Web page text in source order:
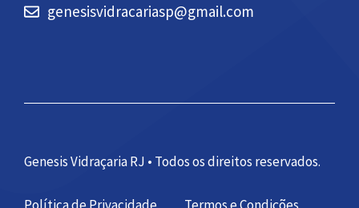
genesisvidracariasp@gmail.com
Genesis Vidraçaria RJ • Todos os direitos reservados.
Política de Privacidade Termos e Condições